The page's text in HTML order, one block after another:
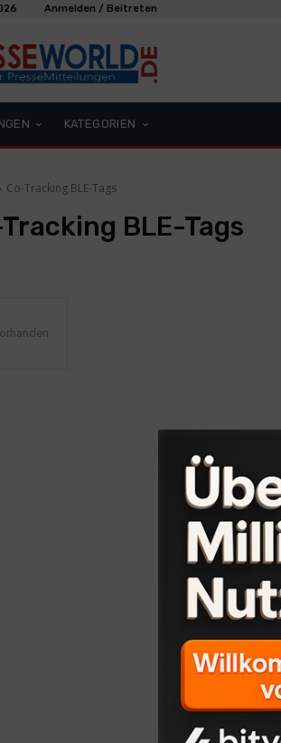
Anmelden / Beitreten
KATEGORIEN
Co-Tracking BLE-Tags
BLE-Tags